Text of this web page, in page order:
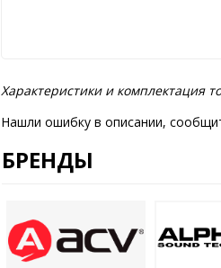
Характеристики и комплектация
Нашли ошибку в описании,
БРЕНДЫ